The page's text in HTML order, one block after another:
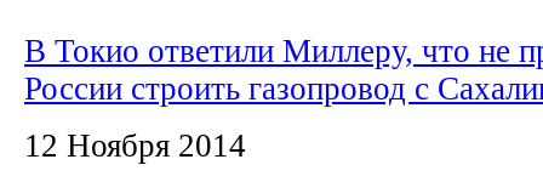
В Токио ответили Миллеру, что не
России строить газопровод с
12 Ноября 2014